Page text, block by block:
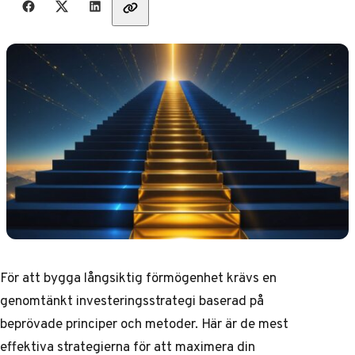
För att bygga långsiktig förmögenhet krävs en
genomtänkt investeringsstrategi baserad på
beprövade principer och metoder. Här är de mest
effektiva strategierna för att maximera din